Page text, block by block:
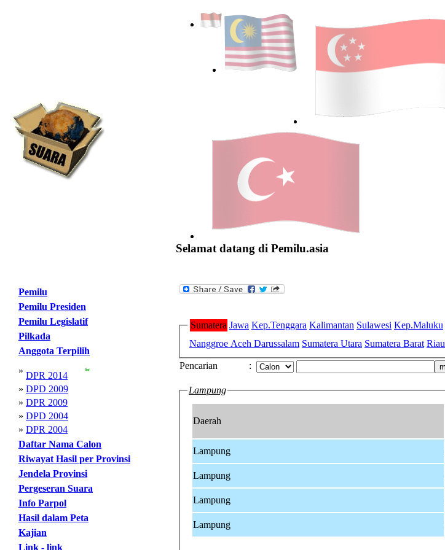
Selamat datang di Pemilu.asia
Pemilu
Pemilu Presiden
Pemilu Legislatif
Pilkada
Anggota Terpilih
» DPR 2014
» DPD 2009
» DPR 2009
» DPD 2004
» DPR 2004
Daftar Nama Calon
Riwayat Hasil per Provinsi
Jendela Provinsi
Pergeseran Suara
Info Parpol
Hasil dalam Peta
Kajian
Link - link
Sumatera Jawa Kep.Tenggara Kalimantan Sulawesi Kep.Maluku
Nanggroe Aceh Darussalam Sumatera Utara Sumatera Barat Riau
Pencarian :
Lampung
Daerah
Lampung
Lampung
Lampung
Lampung